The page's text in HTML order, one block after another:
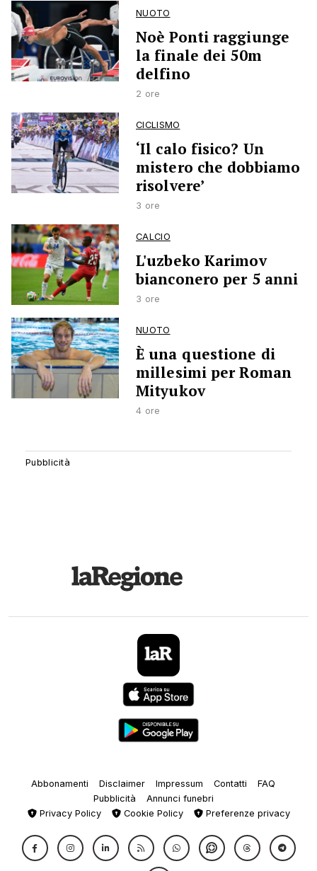
NUOTO
Noè Ponti raggiunge
la finale dei 50m
delfino
2 ore
CICLISMO
‘Il calo fisico? Un
mistero che dobbiamo
risolvere’
3 ore
CALCIO
L'uzbeko Karimov
bianconero per 5 anni
3 ore
NUOTO
È una questione di
millesimi per Roman
Mityukov
4 ore
Abbonamenti Disclaimer Impressum Contatti
FAQ
Pubblicità
Annunci funebri
Privacy Policy
Cookie Policy Preferenze privacy